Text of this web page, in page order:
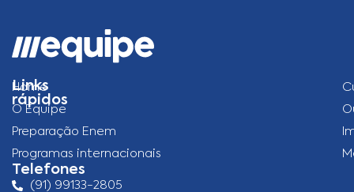
Links
rápidos
Home
O Equipe
Preparação Enem
Programas internacionais
Telefones
(91) 99133-2805